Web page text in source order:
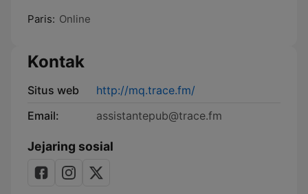
Paris: Online
Kontak
Situs web
http://mq.trace.fm/
Email:
assistantepub@trace.fm
Jejaring sosial